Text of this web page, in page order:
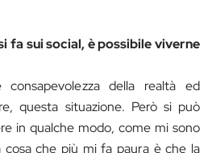
fa sui social, è possibile viverne
della realtà ed
questa situazione. Però si può
in qualche modo, come mi sono
che più mi fa paura è che la